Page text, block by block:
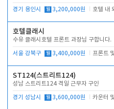
경기 용인시 월 3,200,000원
호텔클래시
수유 클래시호텔 프론트 과장님 구합니다.
서울 강북구 월 3,400,000원 프론트
ST124(스트리트124)
성남 스트리트124 격일 근무자 구인
경기 성남시 월 3,600,000원